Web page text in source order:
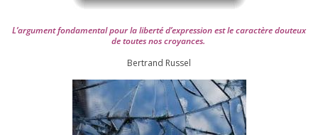
L’argument fon­da­men­tal pour la liber­té d’expression est le carac­tère dou­teux
de toutes nos croyances.
Ber­trand Russel